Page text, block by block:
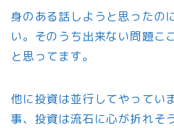
身のある話しようと思ったの
い。そのうち出来ない問題こ
と思ってます。
他に投資は並行してやってい
事、投資は流石に心が折れそ